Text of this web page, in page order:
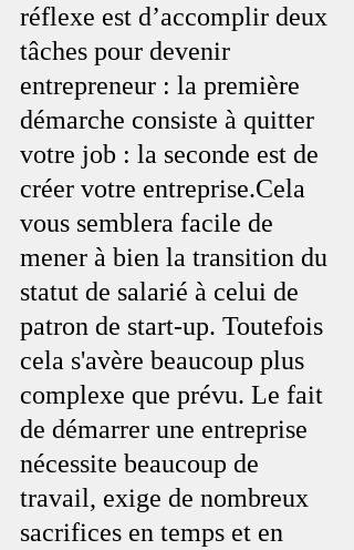
réflexe est d’accomplir deux
tâches pour devenir
entrepreneur : la première
démarche consiste à quitter
votre job : la seconde est de
créer votre entreprise.Cela
vous semblera facile de
mener à bien la transition du
statut de salarié à celui de
patron de start-up. Toutefois
cela s'avère beaucoup plus
complexe que prévu. Le fait
de démarrer une entreprise
nécessite beaucoup de
travail, exige de nombreux
sacrifices en temps et en